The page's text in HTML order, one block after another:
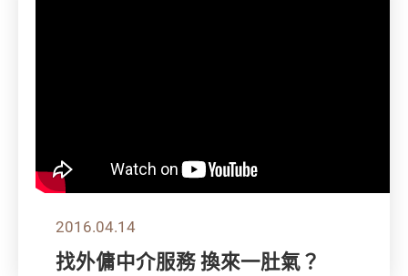
2016.04.14
找外傭中介服務 換來一肚氣？